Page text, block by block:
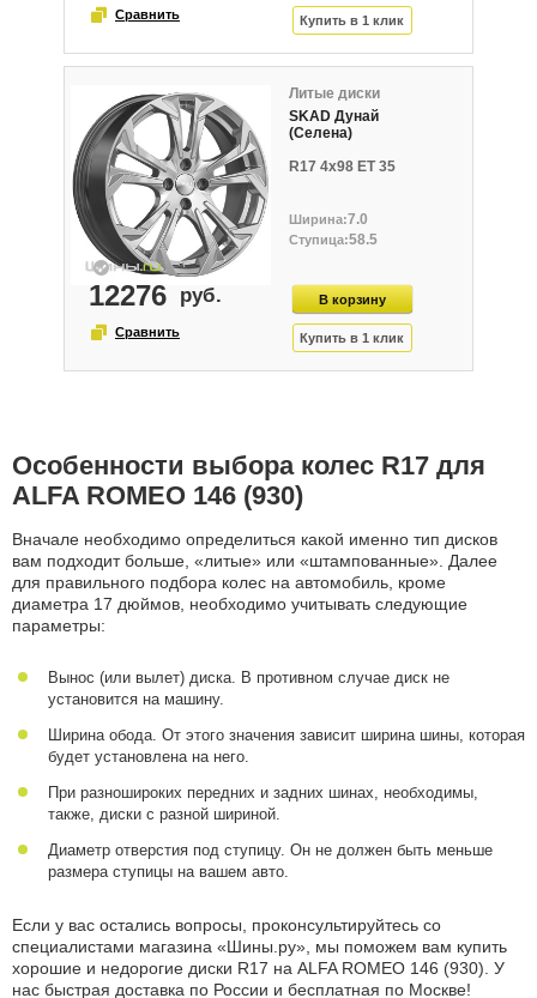
Литые диски
SKAD Дунай
(Селена)
R17 4x98 ET 35
7.0
58.5
12276
Особенности выбора колес R17 для
ALFA ROMEO 146 (930)
Вначале необходимо определиться какой именно тип дисков
вам подходит больше, «литые» или «штампованные». Далее
для правильного подбора колес на автомобиль, кроме
диаметра 17 дюймов, необходимо учитывать следующие
параметры:
Вынос (или вылет) диска. В противном случае диск не
установится на машину.
Ширина обода. От этого значения зависит ширина шины, которая
будет установлена на него.
При разношироких передних и задних шинах, необходимы,
также, диски с разной шириной.
Диаметр отверстия под ступицу. Он не должен быть меньше
размера ступицы на вашем авто.
Если у вас остались вопросы, проконсультируйтесь со
специалистами магазина «Шины.ру», мы поможем вам купить
хорошие и недорогие диски R17 на ALFA ROMEO 146 (930). У
нас быстрая доставка по России и бесплатная по Москве!